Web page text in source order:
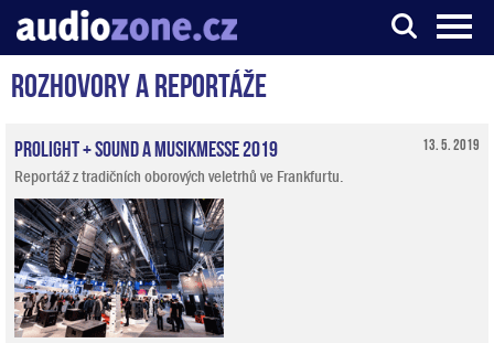
Server o digitálním zpracování zvuku
Rozhovory a reportáže
13. 5. 2019
ProLight + Sound a Musikmesse 2019
Reportáž z tradičních oborových veletrhů ve Frankfurtu.